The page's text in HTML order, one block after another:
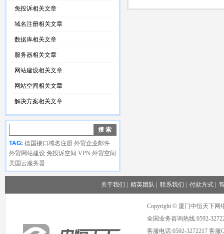
免投诉相关文章
域名注册相关文章
数据库相关文章
服务器相关文章
网站建设相关文章
网站空间相关文章
解决方案相关文章
TAG: 德国接口域名注册 外贸企业邮件
外贸网站建设 免投诉空间 VPN 外贸空间
美国云服务器
关于我们 精英团队 联系我们 付款方式|
Copyright © 厦门中恒天下网
全国业务咨询热线:0592-
客服电话:0592-3272217 客服